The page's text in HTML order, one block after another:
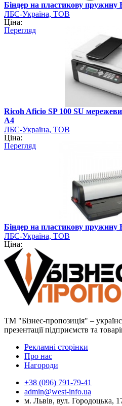
Біндер на пластикову пружину
ЛБС-Україна, ТОВ
Ціна:
Перегляд
Ricoh Aficio SP 100 SU
А4
ЛБС-Україна, ТОВ
Ціна:
Перегляд
Біндер на пластикову пружину
ЛБС-Україна, ТОВ
Ціна:
ТМ "Бізнес-пропозиція" –
презентації підприємств та
Рекламні сторінки
Про нас
Нагороди
+38 (096) 791-79-41
admin@west-info.ua
м. Львів, вул. Городоцька,